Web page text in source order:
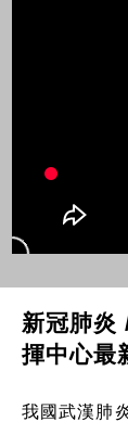
新冠肺炎
揮中心最
我國武漢肺